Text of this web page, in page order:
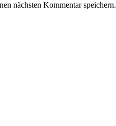
nächsten Kommentar speichern.